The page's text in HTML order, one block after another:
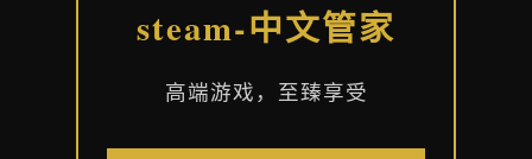
steam-中文管家
高端游戏，至臻享受